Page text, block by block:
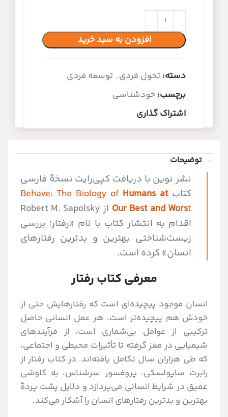
افزودن به سبد خرید
دسته: تحول فردی, توسعه فردی
برچسب: خودشناسی
اشتراک گذاری
توضیحات
نشر نوین با دریافت کپی‌رایت نسخۀ فارسی
کتاب
Behave: The Biology of Humans at
Our Best and Worst
از Robert M. Sapolsky
اقدام به انتشار کتاب با نام «رفتار؛ بررسی
زیست‌شناختی بهترین و بدترین رفتارهای
انسان» کرده است.
معرفی کتاب رفتار
انسان موجود پیچیده‌ای است که رفتارهایش حتی از
خودش هم پیچیده‌تر است. هر عمل انسانی حاصل
ترکیبی از عوامل بی‌شماری است، از فرآیندهای
شیمیایی در مغز گرفته تا تأثیرات محیطی و اجتماعی،
که طی هزاران سال تکامل یافته‌اند. در کتاب رفتار از
رابرت ساپولسکی، پروفسور سرشناس، به کاوشی
عمیق در شرایط انسانی می‌پردازد و دلایل پشت پردۀ
بهترین و بدترین رفتارهای انسان را آشکار می‌کند.